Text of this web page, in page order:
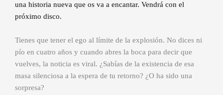
una historia nueva que os va a encantar. Vendrá con el
próximo disco.
Tienes que tener el ego al límite de la explosión. No dices ni
pío en cuatro años y cuando abres la boca para decir que
vuelves, la noticia es viral. ¿Sabías de la existencia de esa
masa silenciosa a la espera de tu retorno? ¿O ha sido una
sorpresa?